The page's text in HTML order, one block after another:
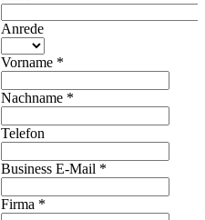
Anrede
Vorname *
Nachname *
Telefon
Business E-Mail *
Firma *